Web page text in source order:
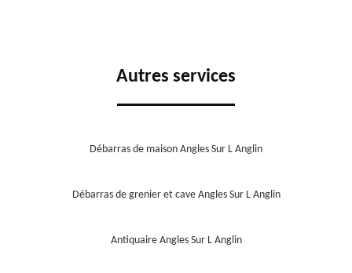
Autres services
Débarras de maison Angles Sur L Anglin
Débarras de grenier et cave Angles Sur L Anglin
Antiquaire Angles Sur L Anglin